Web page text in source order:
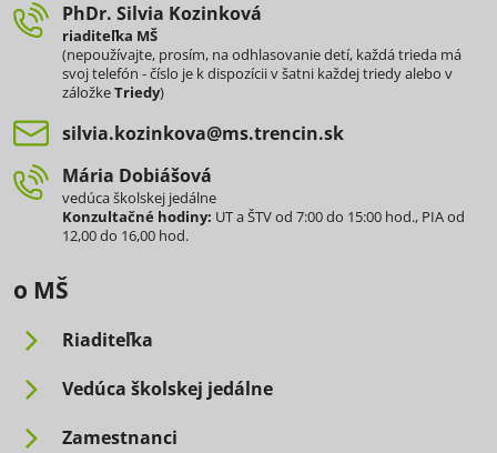
PhDr​. Silvia Kozinková
riaditeľka MŠ
(nepoužívajte, prosím, na odhlasovanie detí, každá trieda má
svoj telefón - číslo je k dispozícii v šatni každej triedy alebo v
záložkeTriedy)
silvia​.kozinkova​@ms​.trencin​.sk
Mária Dobiášová
vedúca školskej jedálne
Konzultačné hodiny: UT a ŠTV od 7:00 do 15:00 hod., PIA od
12,00 do 16,00 hod.
o MŠ
Riaditeľka
Vedúca školskej jedálne
Zamestnanci